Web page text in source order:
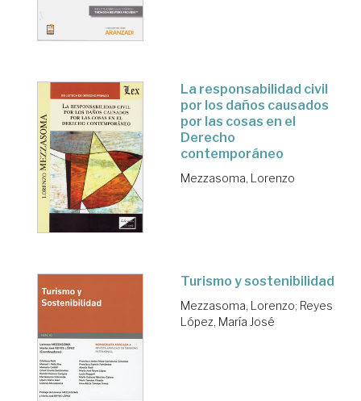
La responsabilidad civil
por los daños causados
por las cosas en el
Derecho
contemporáneo
Mezzasoma, Lorenzo
Turismo y sostenibilidad
Mezzasoma, Lorenzo; Reyes
López, María José